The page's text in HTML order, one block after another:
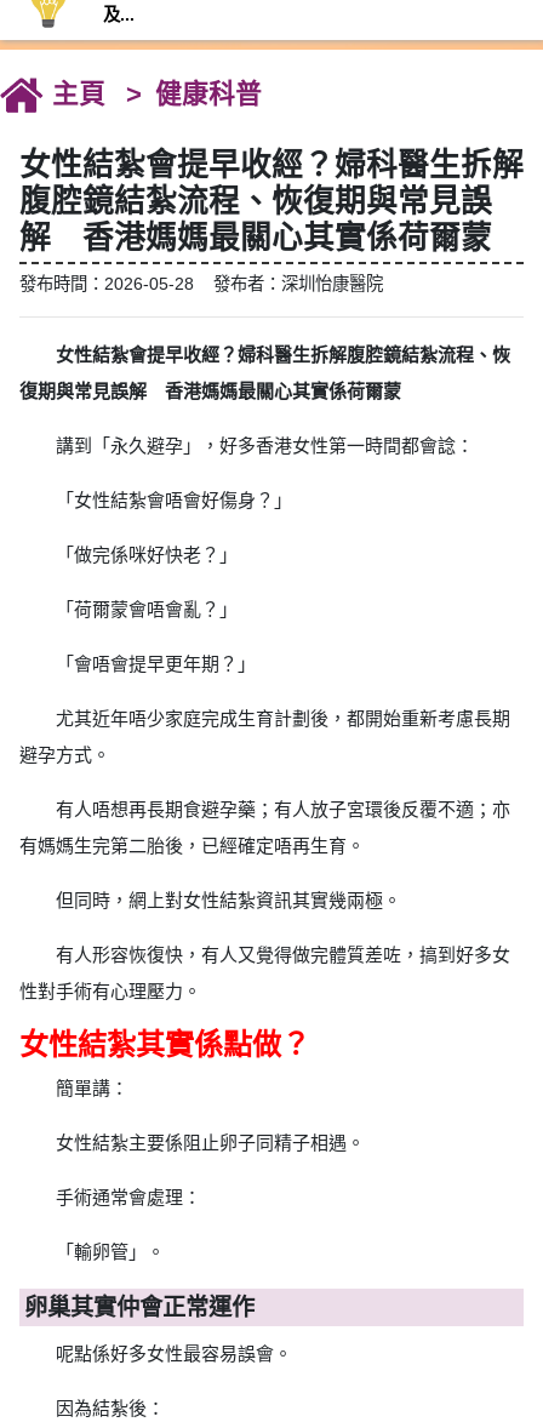
及...
主頁 健康科普
女性結紮會提早收經？婦科醫生拆解
腹腔鏡結紮流程、恢復期與常見誤
解 香港媽媽最關心其實係荷爾蒙
發布時間：2026-05-28 發布者：深圳怡康醫院
女性結紮會提早收經？婦科醫生拆解腹腔鏡結紮流程、恢
復期與常見誤解 香港媽媽最關心其實係荷爾蒙
講到「永久避孕」，好多香港女性第一時間都會諗：
「女性結紮會唔會好傷身？」
「做完係咪好快老？」
「荷爾蒙會唔會亂？」
「會唔會提早更年期？」
尤其近年唔少家庭完成生育計劃後，都開始重新考慮長期
避孕方式。
有人唔想再長期食避孕藥；有人放子宮環後反覆不適；亦
有媽媽生完第二胎後，已經確定唔再生育。
但同時，網上對女性結紮資訊其實幾兩極。
有人形容恢復快，有人又覺得做完體質差咗，搞到好多女
性對手術有心理壓力。
女性結紮其實係點做？
簡單講：
女性結紮主要係阻止卵子同精子相遇。
手術通常會處理：
「輸卵管」。
卵巢其實仲會正常運作
呢點係好多女性最容易誤會。
因為結紮後：